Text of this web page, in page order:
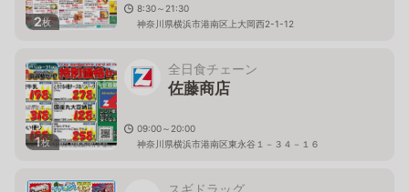
2枚
8:30～21:30
神奈川県横浜市港南区上大岡西2-1-12
1枚
全日食チェーン
佐藤商店
09:00～20:00
神奈川県横浜市港南区東永谷１－３４－１６
スギドラッグ